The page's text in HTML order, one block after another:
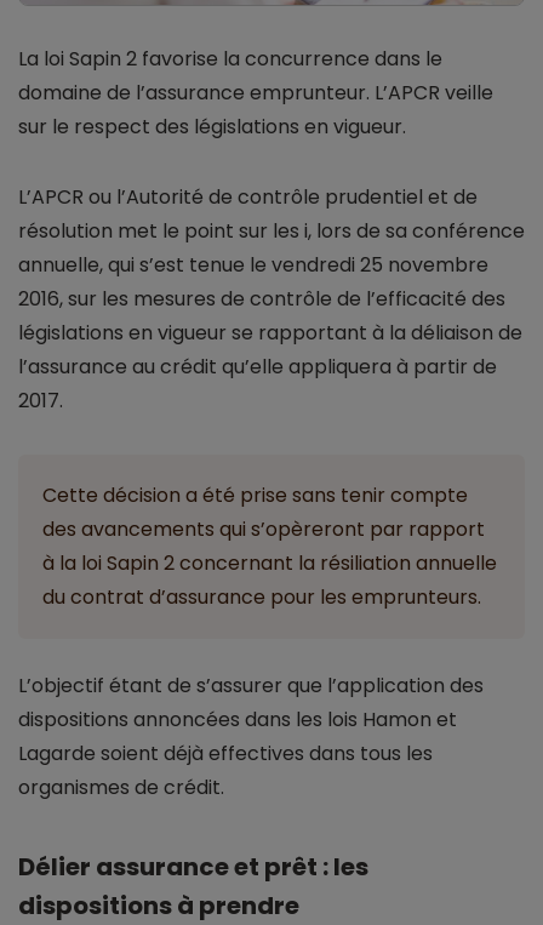
La loi Sapin 2 favorise la concurrence dans le
domaine de l’assurance emprunteur. L’APCR veille
sur le respect des législations en vigueur.
L’APCR ou l’Autorité de contrôle prudentiel et de
résolution met le point sur les i, lors de sa conférence
annuelle, qui s’est tenue le vendredi 25 novembre
2016, sur les mesures de contrôle de l’efficacité des
législations en vigueur se rapportant à la déliaison de
l’assurance au crédit qu’elle appliquera à partir de
2017.
Cette décision a été prise sans tenir compte
des avancements qui s’opèreront par rapport
à la loi Sapin 2 concernant la résiliation annuelle
du contrat d’assurance pour les emprunteurs.
L’objectif étant de s’assurer que l’application des
dispositions annoncées dans les lois Hamon et
Lagarde soient déjà effectives dans tous les
organismes de crédit.
Délier assurance et prêt : les
dispositions à prendre